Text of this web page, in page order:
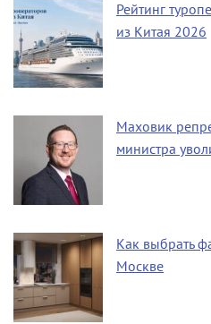
Рейтинг
из Китая 2026
Маховик
министра
Как выбрать
Москве